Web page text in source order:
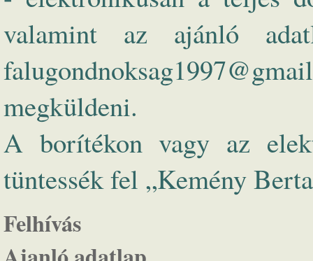
valamint az ajánló
megküldeni.
A borítékon vagy az
tüntessék fel „Kemény
Felhívás